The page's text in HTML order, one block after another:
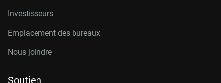
Investisseurs
Emplacement des bureaux
Nous joindre
Soutien